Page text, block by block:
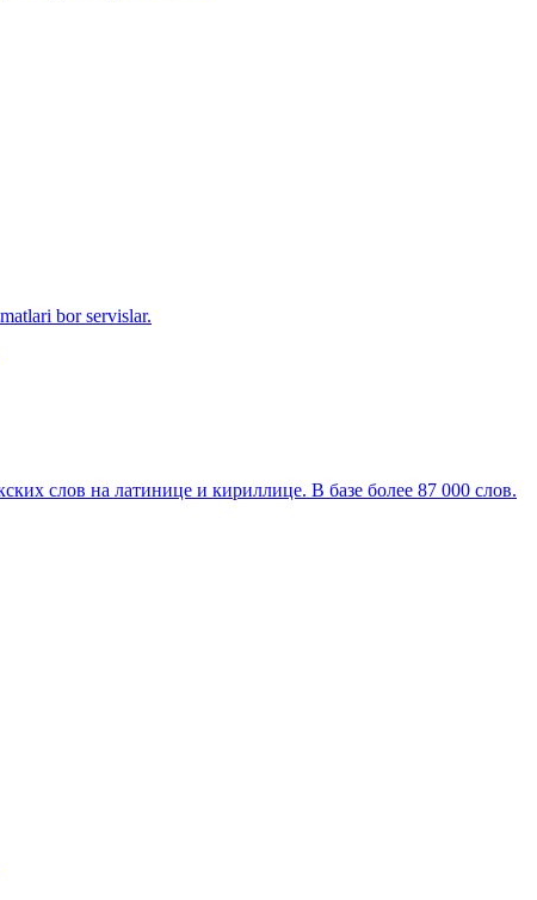
bor servislar.
слов на латинице и кириллице. В базе более 87 000 слов.